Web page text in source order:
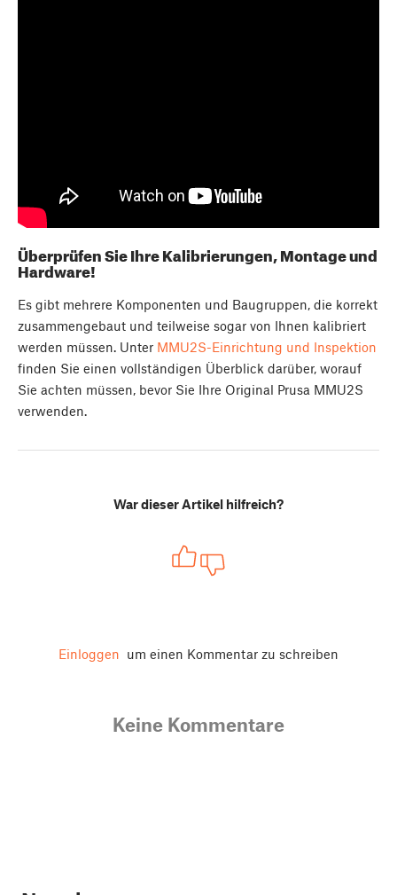
Überprüfen Sie Ihre Kalibrierungen, Montage und
Hardware!
Es gibt mehrere Komponenten und Baugruppen, die korrekt
zusammengebaut und teilweise sogar von Ihnen kalibriert
werden müssen. Unter MMU2S-Einrichtung und Inspektion
finden Sie einen vollständigen Überblick darüber, worauf
Sie achten müssen, bevor Sie Ihre Original Prusa MMU2S
verwenden.
War dieser Artikel hilfreich?
Einloggen um einen Kommentar zu schreiben
Keine Kommentare